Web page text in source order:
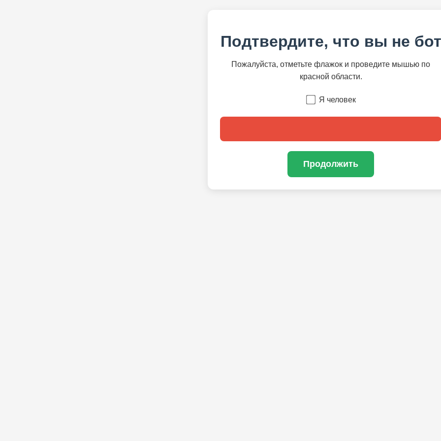
Подтвердите, что вы не бот
Пожалуйста, отметьте флажок и проведите мышью по
красной области.
Я человек
Продолжить